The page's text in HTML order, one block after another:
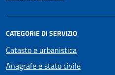
CATEGORIE DI SERVIZIO
Catasto e urbanistica
Anagrafe e stato civile